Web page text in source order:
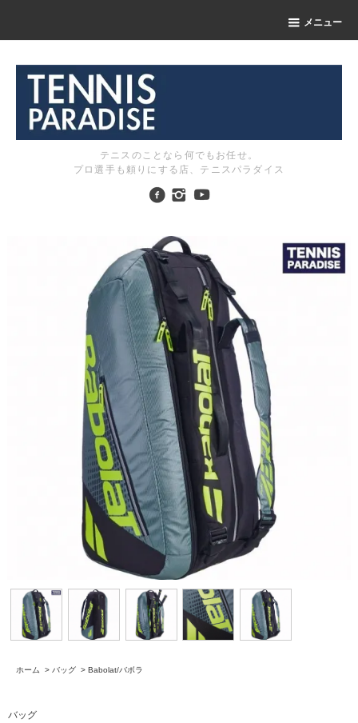
メニュー
テニスのことなら何でもお任せ。
プロ選手も頼りにする店、テニスパラダイス
ホーム > バッグ > Babolat/バボラ
バッグ